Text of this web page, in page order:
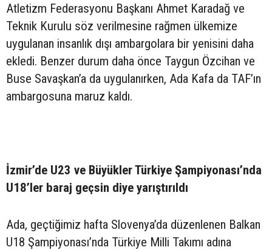
Atletizm Federasyonu Başkanı Ahmet Karadağ ve
Teknik Kurulu söz verilmesine rağmen ülkemize
uygulanan insanlık dışı ambargolara bir yenisini daha
ekledi. Benzer durum daha önce Taygun Özcihan ve
Buse Savaşkan’a da uygulanırken, Ada Kafa da TAF’ın
ambargosuna maruz kaldı.
İzmir’de U23 ve Büyükler Türkiye Şampiyonası’nda
U18’ler baraj geçsin diye yarıştırıldı
Ada, geçtiğimiz hafta Slovenya’da düzenlenen Balkan
U18 Şampiyonası’nda Türkiye Milli Takımı adına